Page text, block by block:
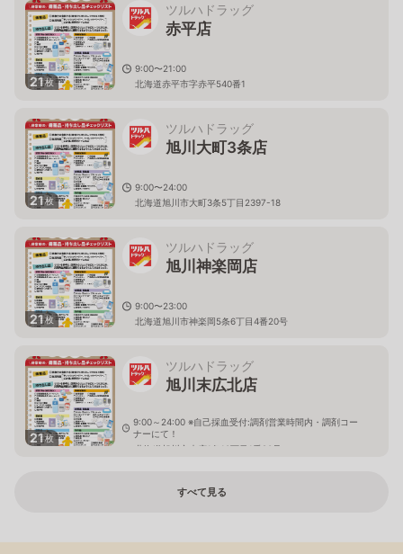
21枚
ツルハドラッグ
赤平店
9:00〜21:00
北海道赤平市字赤平540番1
21枚
ツルハドラッグ
旭川大町3条店
9:00〜24:00
北海道旭川市大町3条5丁目2397-18
21枚
ツルハドラッグ
旭川神楽岡店
9:00〜23:00
北海道旭川市神楽岡5条6丁目4番20号
21枚
ツルハドラッグ
旭川末広北店
9:00～24:00 ※自己採血受付:調剤営業時間内・調剤コー
ナーにて！
北海道旭川市末広1条10丁目1番20号
すべて見る